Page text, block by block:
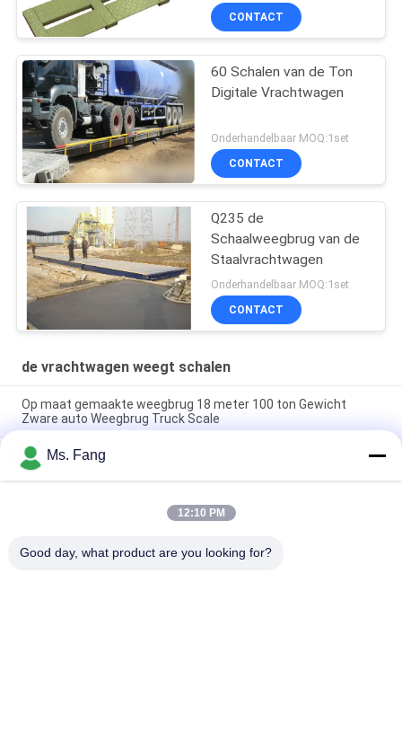
CONTACT
60 Schalen van de Ton
Digitale Vrachtwagen
Onderhandelbaar MOQ:1set
CONTACT
Q235 de
Schaalweegbrug van de
Staalvrachtwagen
Onderhandelbaar MOQ:1set
CONTACT
de vrachtwagen weegt schalen
Op maat gemaakte weegbrug 18 meter 100 ton Gewicht
Zware auto Weegbrug Truck Scale
18m zware wagen zwaartekoppel vrachtwagen schaal met
100t nominale lading en op maat gemaakte ontwerp
Populaire 3m breedte 10m lengte 60t zware vrachtwagen
weegschaal gewicht brug gladde plaat of checker plaat
Ms. Fang
12:10 PM
Good day, what product are you looking for?